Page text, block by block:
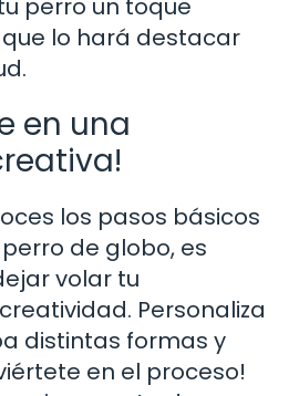
perro un toque
lo hará destacar
en una
los pasos básicos
de globo, es
volar tu
Personaliza
distintas formas y
en el proceso!